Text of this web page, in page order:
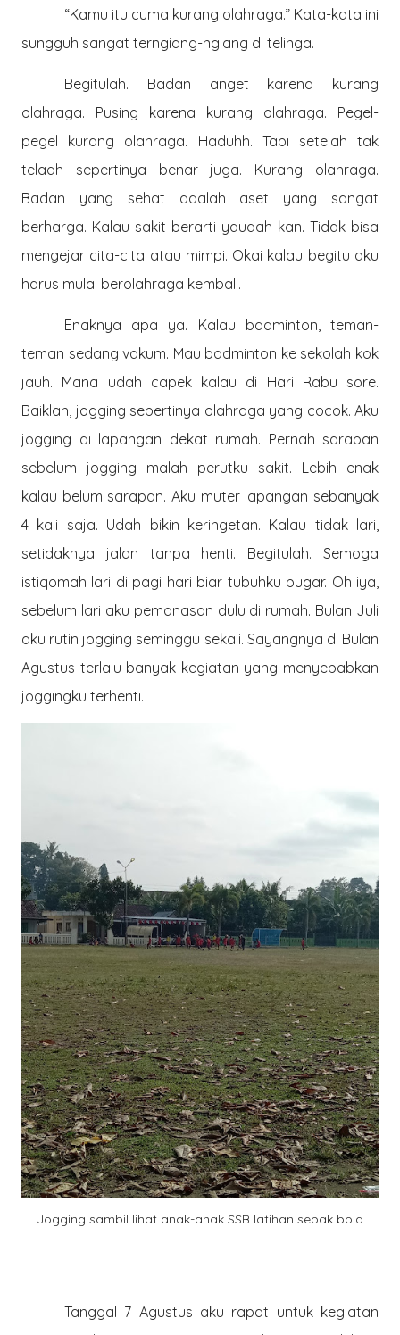
“Kamu itu cuma kurang olahraga.” Kata-kata ini
sungguh sangat terngiang-ngiang di telinga.
Begitulah. Badan anget karena kurang
olahraga. Pusing karena kurang olahraga. Pegel-
pegel kurang olahraga. Haduhh. Tapi setelah tak
telaah sepertinya benar juga. Kurang olahraga.
Badan yang sehat adalah aset yang sangat
berharga. Kalau sakit berarti yaudah kan. Tidak bisa
mengejar cita-cita atau mimpi. Okai kalau begitu aku
harus mulai berolahraga kembali.
Enaknya apa ya. Kalau badminton, teman-
teman sedang vakum. Mau badminton ke sekolah kok
jauh. Mana udah capek kalau di Hari Rabu sore.
Baiklah, jogging sepertinya olahraga yang cocok. Aku
jogging di lapangan dekat rumah. Pernah sarapan
sebelum jogging malah perutku sakit. Lebih enak
kalau belum sarapan. Aku muter lapangan sebanyak
4 kali saja. Udah bikin keringetan. Kalau tidak lari,
setidaknya jalan tanpa henti. Begitulah. Semoga
istiqomah lari di pagi hari biar tubuhku bugar. Oh iya,
sebelum lari aku pemanasan dulu di rumah. Bulan Juli
aku rutin jogging seminggu sekali. Sayangnya di Bulan
Agustus terlalu banyak kegiatan yang menyebabkan
joggingku terhenti.
Jogging sambil lihat anak-anak SSB latihan sepak bola
Tanggal 7 Agustus aku rapat untuk kegiatan